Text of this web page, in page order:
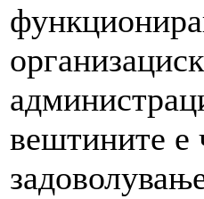
вештините е